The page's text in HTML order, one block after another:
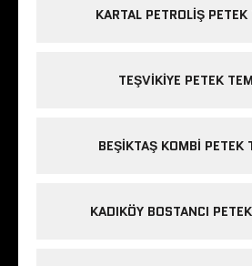
KARTAL PETROLIŞ
TEŞVIKIYE PETEK
BEŞIKTAŞ KOMBI PETEK
KADIKÖY BOSTANCI